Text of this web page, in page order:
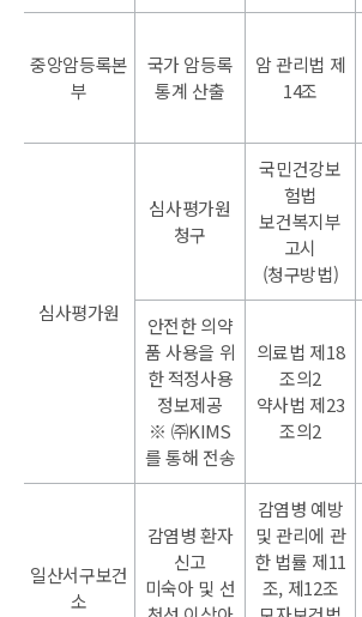
중앙암등록본
부
국가 암등록
통계 산출
암 관리법 제
14조
심사평가원
심사평가원
청구
국민건강보
험법
보건복지부
고시
(청구방법)
안전한 의약
품 사용을 위
한 적정사용
정보제공
※ ㈜KIMS
를 통해 전송
의료법 제18
조의2
약사법 제23
조의2
일산서구보건
소
감염병 환자
신고
미숙아 및 선
감염병 예방
및 관리에 관
한 법률 제11
조, 제12조